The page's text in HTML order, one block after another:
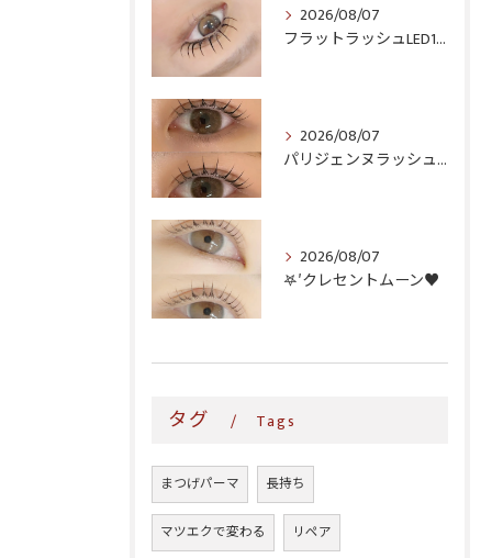
2026/08/07
フラットラッシュLED100本＆ヘルシー‎🤍
2026/08/07
パリジェンヌラッシュリフト♪
2026/08/07
𖤐′クレセントムーン♥️
タグ Tags
まつげパーマ 長持ち
マツエクで変わる リペア